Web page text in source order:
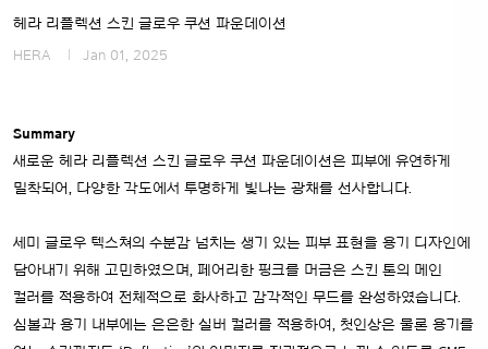
헤라 리플렉션 스킨 글로우 쿠션 파운데이션
HERA Jan 01, 2025
Summary
새로운 헤라 리플렉션 스킨 글로우 쿠션 파운데이션은 피부에 유연하게
밀착되어, 다양한 각도에서 투명하게 빛나는 광채를 선사합니다.
세미 글로우 텍스쳐의 수분감 넘치는 생기 있는 피부 표현을 용기 디자인에
담아내기 위해 고민하였으며, 페어리한 핑크를 머금은 스킨 톤의 메인
컬러를 적용하여 전체적으로 화사하고 감각적인 무드를 완성하였습니다.
심볼과 용기 내부에는 은은한 실버 컬러를 적용하여, 첫인상은 물론 용기를